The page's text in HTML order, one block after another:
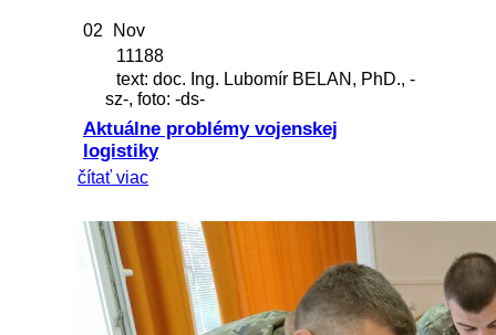
02
Nov
11188
text: doc. Ing. Lubomír BELAN, PhD., -
sz-, foto: -ds-
Aktuálne problémy vojenskej
logistiky
čítať viac